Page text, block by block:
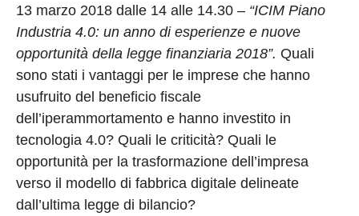
13 marzo 2018 dalle 14 alle 14.30 – “ICIM Piano
Industria 4.0: un anno di esperienze e nuove
opportunità della legge finanziaria 2018”. Quali
sono stati i vantaggi per le imprese che hanno
usufruito del beneficio fiscale
dell’iperammortamento e hanno investito in
tecnologia 4.0? Quali le criticità? Quali le
opportunità per la trasformazione dell’impresa
verso il modello di fabbrica digitale delineate
dall’ultima legge di bilancio?